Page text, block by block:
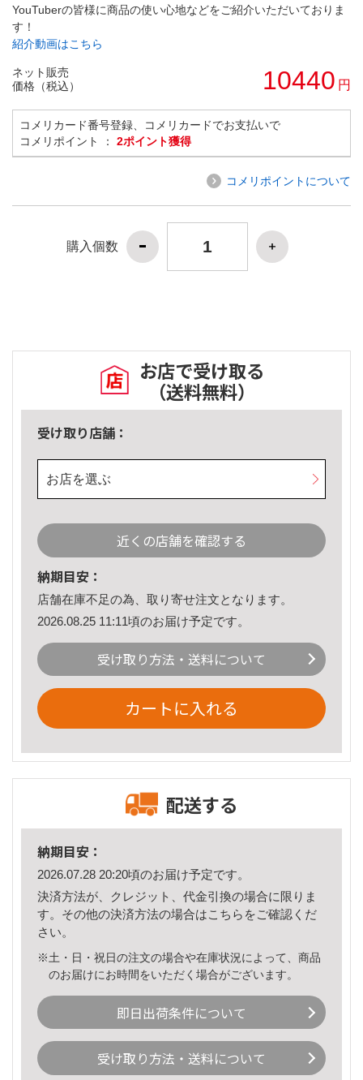
YouTuberの皆様に商品の使い心地などをご紹介いただいておりま
す！
紹介動画はこちら
ネット販売
価格（税込）
10440 円
コメリカード番号登録、コメリカードでお支払いで
コメリポイント ： 2ポイント獲得
コメリポイントについて
購入個数
お店で受け取る
（送料無料）
受け取り店舗：
お店を選ぶ
近くの店舗を確認する
納期目安：
店舗在庫不足の為、取り寄せ注文となります。
2026.08.25 11:11頃のお届け予定です。
受け取り方法・送料について
カートに入れる
配送する
納期目安：
2026.07.28 20:20頃のお届け予定です。
決済方法が、クレジット、代金引換の場合に限りま
す。その他の決済方法の場合はこちら をご確認くだ
さい。
※土・日・祝日の注文の場合や在庫状況によって、商品
のお届けにお時間をいただく場合がございます。
即日出荷条件について
受け取り方法・送料について